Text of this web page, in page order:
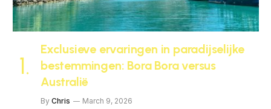
Exclusieve ervaringen in paradijselijke
bestemmingen: Bora Bora versus
Australië
By Chris March 9, 2026